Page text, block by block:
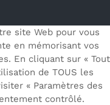
site Web pour vous
en mémorisant vos
En cliquant sur « Tout
de TOUS les
« Paramètres des
contrôlé.